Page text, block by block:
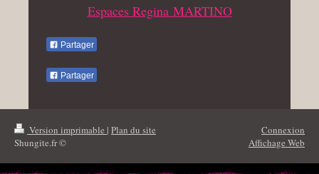
Espaces Regina MARTINO
Partager
Partager
Version imprimable | Plan du site
Shungite.fr ©
Connexion
Affichage Web